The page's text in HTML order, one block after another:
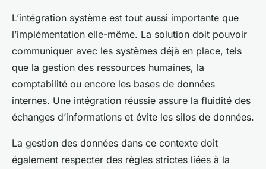
L’intégration système est tout aussi importante que
l’implémentation elle-même. La solution doit pouvoir
communiquer avec les systèmes déjà en place, tels
que la gestion des ressources humaines, la
comptabilité ou encore les bases de données
internes. Une intégration réussie assure la fluidité des
échanges d’informations et évite les silos de données.
La gestion des données dans ce contexte doit
également respecter des règles strictes liées à la